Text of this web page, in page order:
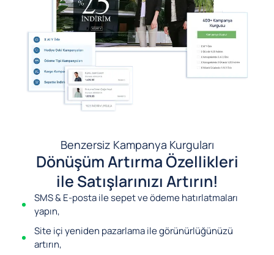
Benzersiz Kampanya Kurguları
Dönüşüm Artırma Özellikleri
ile Satışlarınızı Artırın!
SMS & E-posta ile sepet ve ödeme hatırlatmaları
yapın,
Site içi yeniden pazarlama ile görünürlüğünüzü
artırın,